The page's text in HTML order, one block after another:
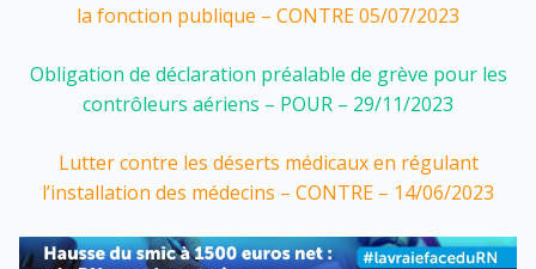
la fonction publique – CONTRE 05/07/2023
Obligation de déclaration préalable de grève pour les
contrôleurs aériens – POUR – 29/11/2023
Lutter contre les déserts médicaux en régulant
l’installation des médecins – CONTRE – 14/06/2023